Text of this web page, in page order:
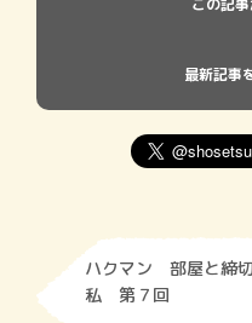
この記
最新記事
ハクマン 部屋と締
私 第７回